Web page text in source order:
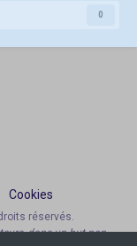
0
Cookies
réservés.
dans un but non